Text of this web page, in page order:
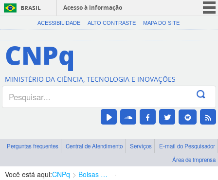
BRASIL
Acesso à informação
CORONAVÍRUS (COVID-19)
Canais
ACESSIBILIDADE ALTO CONTRASTE MAPA DO SITE
CNPq
MINISTÉRIO DA CIÊNCIA, TECNOLOGIA E INOVAÇÕES
Perguntas frequentes Central de Atendimento Serviços
E-mail do Pesquisador
Área de imprensa
Você está aqui:CNPq Bolsas e Auxílios Vigentes